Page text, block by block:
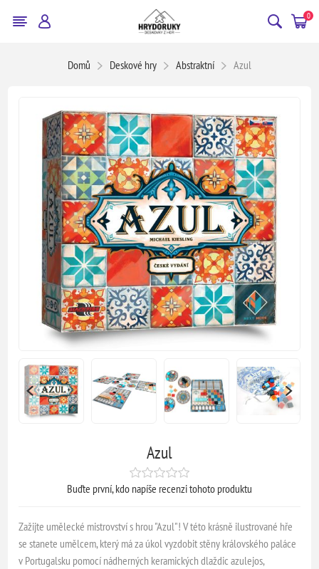
0
Domů Deskové hry Abstraktní Azul
Azul
Buďte první, kdo napíše recenzi tohoto produktu
Zažijte umělecké mistrovství s hrou "Azul"! V této krásně ilustrované hře
se stanete umělcem, který má za úkol vyzdobit stěny královského paláce
v Portugalsku pomocí nádherných keramických dlaždic azulejos,